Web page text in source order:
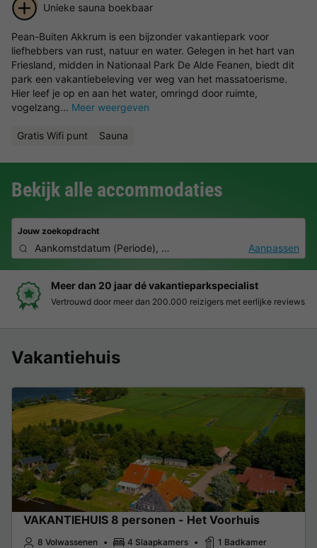
Unieke sauna boekbaar
Pean-Buiten Akkrum is een bijzonder vakantiepark voor
liefhebbers van rust, natuur en water. Gelegen in het hart van
Friesland, midden in Nationaal Park De Alde Feanen, biedt dit
park een vakantiebeleving ver weg van het massatoerisme.
Hier leef je op en aan het water, omringd door ruimte,
vogelzang... Meer weergeven
Gratis Wifi punt Sauna
Bekijk alle accommodaties
Jouw zoekopdracht
Aankomstdatum (Periode), 2 personen, 0 huisdierAanpassen
Boek eenvoudig en zonder stress
Duidelijke prijzen, moeiteloos boeken en veilige betaalomgeving
Vakantiehuis
VAKANTIEHUIS 8 personen - Het Voorhuis
8 Volwassenen 4 Slaapkamers 1 Badkamer